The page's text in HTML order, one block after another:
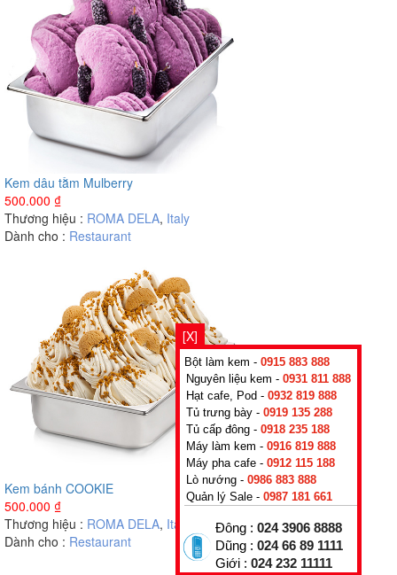
Kem dâu tằm Mulberry
500.000 ₫
Thương hiệu : ROMA DELA, Italy
Dành cho : Restaurant
Kem bánh COOKIE
500.000 ₫
Thương hiệu : ROMA DELA, Italy
Dành cho : Restaurant
[X]
Bột làm kem - 0915 883 888
Nguyên liệu kem - 0931 811 888
Hạt cafe, Pod - 0932 819 888
Tủ trưng bày - 0919 135 288
Tủ cấp đông - 0918 235 188
Máy làm kem - 0916 819 888
Máy pha cafe - 0912 115 188
Lò nướng - 0986 883 888
Quản lý Sale - 0987 181 661
Đông : 024 3906 8888
Dũng : 024 66 89 1111
Giới : 024 232 11111